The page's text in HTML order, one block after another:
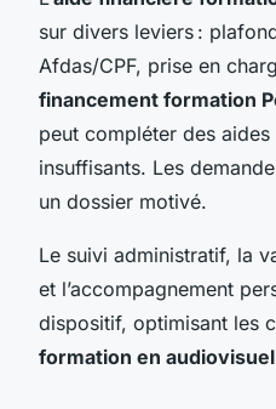
sur divers leviers :
Afdas/CPF, prise en
financement formation
peut compléter des
insuffisants. Les
un dossier motivé.
Le suivi administratif, la
et l’accompagnement
dispositif, optimisant les
formation en